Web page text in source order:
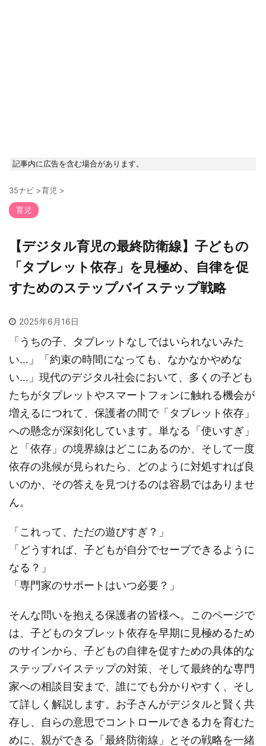
記事内に広告を含む場合があります。
35ナビ >育児 >
育児
【デジタル育児の最終防衛線】子どもの
「タブレット依存」を見極め、自律を促
すためのステップバイステップ戦略
2025年6月16日
「うちの子、タブレットなしではいられないみた
い…」「約束の時間になっても、なかなかやめな
い…」現代のデジタル社会において、多くの子ども
たちがタブレットやスマートフォンに触れる機会が
増えるにつれて、保護者の間で「タブレット依存」
への懸念が深刻化しています。単なる「使いすぎ」
と「依存」の境界線はどこにあるのか、そして一度
依存の兆候が見られたら、どのように対処すれば良
いのか、その答えを見つけるのは容易ではありませ
ん。
「これって、ただの遊びすぎ？」
「どうすれば、子どもが自分でセーブできるように
なる？」
「専門家のサポートはいつ必要？」
そんな問いを抱える保護者の皆様へ。このページで
は、子どものタブレット依存を早期に見極めるため
のサインから、子どもの自律を促すための具体的な
ステップバイステップの対策、そして最終的な専門
家への相談目安まで、誰にでも分かりやすく、そし
て詳しく解説します。お子さんがデジタルと賢く共
存し、自らの意思でコントロールできる力を育むた
めに、親ができる「最終防衛線」とその戦略を一緒